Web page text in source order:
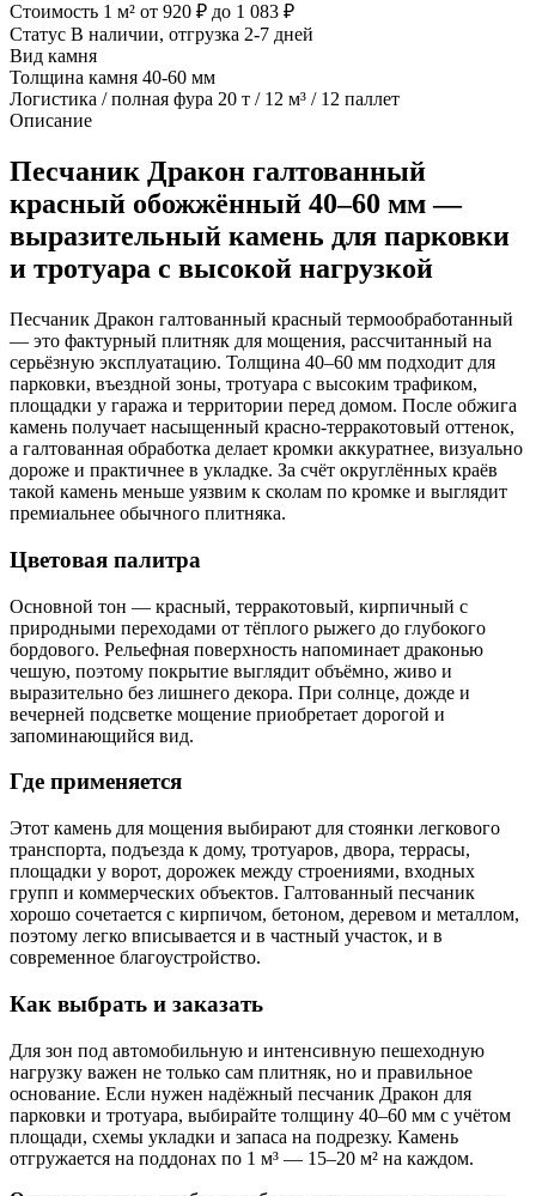
Стоимость 1 м² от 920 ₽ до 1 083 ₽
Статус В наличии, отгрузка 2-7 дней
Вид камня
Толщина камня 40-60 мм
Логистика / полная фура 20 т / 12 м³ / 12 паллет
Описание
Песчаник Дракон галтованный
красный обожжённый 40–60 мм —
выразительный камень для парковки
и тротуара с высокой нагрузкой
Песчаник Дракон галтованный красный термообработанный
— это фактурный плитняк для мощения, рассчитанный на
серьёзную эксплуатацию. Толщина 40–60 мм подходит для
парковки, въездной зоны, тротуара с высоким трафиком,
площадки у гаража и территории перед домом. После обжига
камень получает насыщенный красно-терракотовый оттенок,
а галтованная обработка делает кромки аккуратнее, визуально
дороже и практичнее в укладке. За счёт округлённых краёв
такой камень меньше уязвим к сколам по кромке и выглядит
премиальнее обычного плитняка.
Цветовая палитра
Основной тон — красный, терракотовый, кирпичный с
природными переходами от тёплого рыжего до глубокого
бордового. Рельефная поверхность напоминает драконью
чешую, поэтому покрытие выглядит объёмно, живо и
выразительно без лишнего декора. При солнце, дожде и
вечерней подсветке мощение приобретает дорогой и
запоминающийся вид.
Где применяется
Этот камень для мощения выбирают для стоянки легкового
транспорта, подъезда к дому, тротуаров, двора, террасы,
площадки у ворот, дорожек между строениями, входных
групп и коммерческих объектов. Галтованный песчаник
хорошо сочетается с кирпичом, бетоном, деревом и металлом,
поэтому легко вписывается и в частный участок, и в
современное благоустройство.
Как выбрать и заказать
Для зон под автомобильную и интенсивную пешеходную
нагрузку важен не только сам плитняк, но и правильное
основание. Если нужен надёжный песчаник Дракон для
парковки и тротуара, выбирайте толщину 40–60 мм с учётом
площади, схемы укладки и запаса на подрезку. Камень
отгружается на поддонах по 1 м³ — 15–20 м² на каждом.